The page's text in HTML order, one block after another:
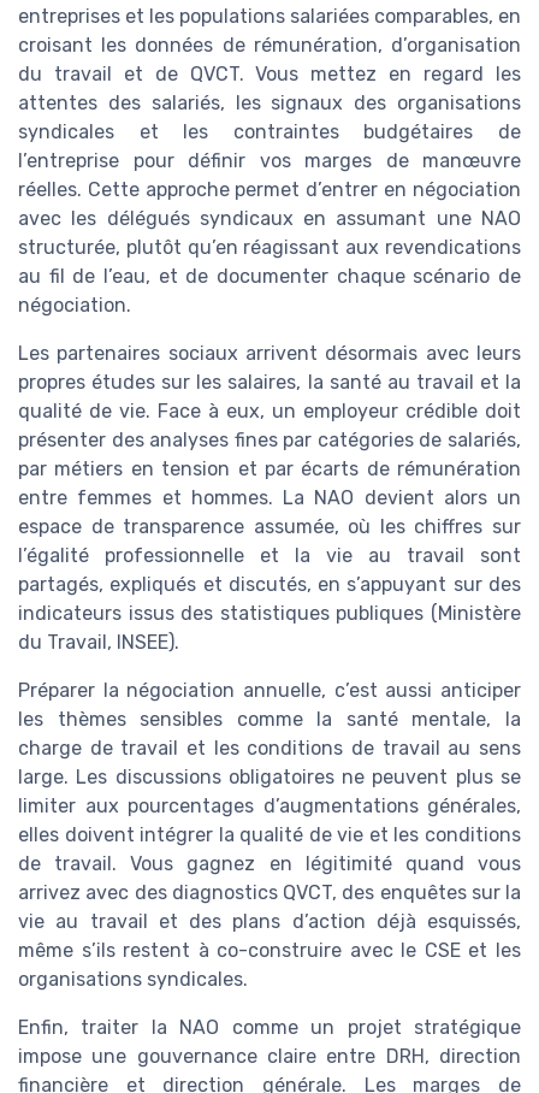
entreprises et les populations salariées comparables, en
croisant les données de rémunération, d’organisation
du travail et de QVCT. Vous mettez en regard les
attentes des salariés, les signaux des organisations
syndicales et les contraintes budgétaires de
l’entreprise pour définir vos marges de manœuvre
réelles. Cette approche permet d’entrer en négociation
avec les délégués syndicaux en assumant une NAO
structurée, plutôt qu’en réagissant aux revendications
au fil de l’eau, et de documenter chaque scénario de
négociation.
Les partenaires sociaux arrivent désormais avec leurs
propres études sur les salaires, la santé au travail et la
qualité de vie. Face à eux, un employeur crédible doit
présenter des analyses fines par catégories de salariés,
par métiers en tension et par écarts de rémunération
entre femmes et hommes. La NAO devient alors un
espace de transparence assumée, où les chiffres sur
l’égalité professionnelle et la vie au travail sont
partagés, expliqués et discutés, en s’appuyant sur des
indicateurs issus des statistiques publiques (Ministère
du Travail, INSEE).
Préparer la négociation annuelle, c’est aussi anticiper
les thèmes sensibles comme la santé mentale, la
charge de travail et les conditions de travail au sens
large. Les discussions obligatoires ne peuvent plus se
limiter aux pourcentages d’augmentations générales,
elles doivent intégrer la qualité de vie et les conditions
de travail. Vous gagnez en légitimité quand vous
arrivez avec des diagnostics QVCT, des enquêtes sur la
vie au travail et des plans d’action déjà esquissés,
même s’ils restent à co-construire avec le CSE et les
organisations syndicales.
Enfin, traiter la NAO comme un projet stratégique
impose une gouvernance claire entre DRH, direction
financière et direction générale. Les marges de